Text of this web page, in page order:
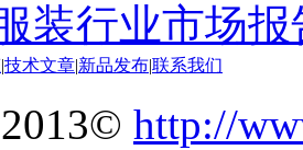
装行业市场
技术文章 新品发布联系我们
http://